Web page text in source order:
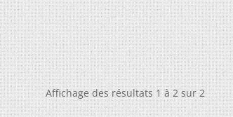
Affichage des résultats 1 à 2 sur 2